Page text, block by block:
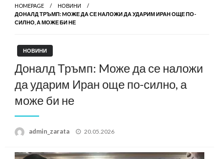
HOMEPAGE
НОВИНИ
ДОНАЛД ТРЪМП: MОЖЕ ДА СЕ НАЛОЖИ ДА УДАРИМ ИРАН ОЩЕ ПО-
СИЛНО, А МОЖЕ БИ НЕ
НОВИНИ
Доналд Тръмп: Mоже да се наложи
да ударим Иран още по-силно, а
може би не
admin_zarata
Posted
20.05.2026